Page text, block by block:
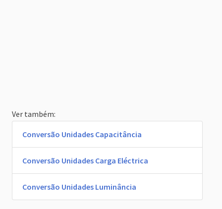
Ver também:
Conversão Unidades Capacitância
Conversão Unidades Carga Eléctrica
Conversão Unidades Luminância